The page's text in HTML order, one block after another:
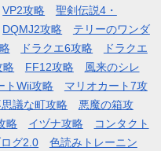
VP2攻略
聖剣伝説4・
DQMJ2攻略
テリーのワンダ
ドラクエ6攻略
ドラクエ
略 FF12攻略
風来のシレ
トWii攻略
マリオカート7攻
議な町攻略
悪魔の箱攻
略 イヅナ攻略
コンタクト
グ2.0 色読みトレーニン